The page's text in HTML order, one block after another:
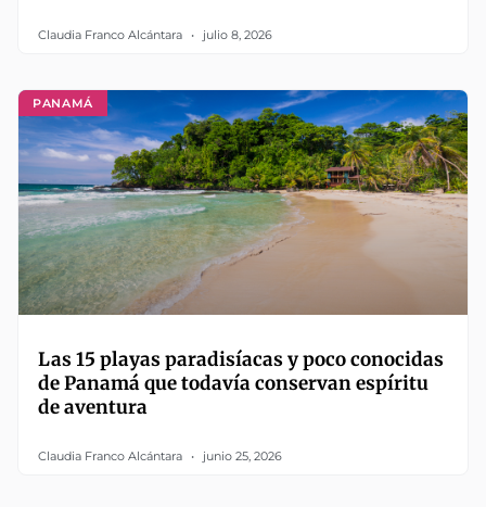
Claudia Franco Alcántara julio 8, 2026
PANAMÁ
Las 15 playas paradisíacas y poco conocidas
de Panamá que todavía conservan espíritu
de aventura
Claudia Franco Alcántara junio 25, 2026